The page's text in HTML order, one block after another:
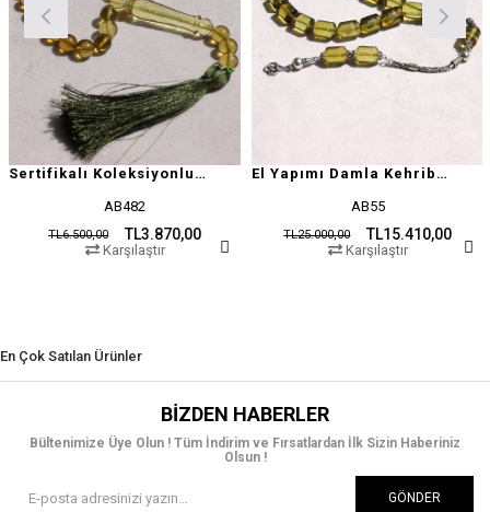
Sertifikalı Koleksiyonluk Özel Seri Damla Kehribar
TL3.870,00
TL6.500,00
Karşılaştır
El Yapımı Damla Kehribar Tesbih
TL15.410,00
TL25.000,00
Karşılaştır
En Çok Satılan Ürünler
BIZDEN HABERLER
Bültenimize Üye Olun ! Tüm İndirim ve Fırsatlardan İlk Sizin Haberiniz
Olsun !
GÖNDER